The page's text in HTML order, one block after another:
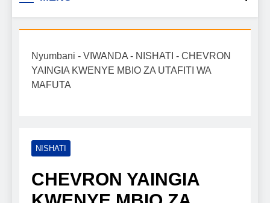
Tanzania
kilimo, mitindo, na burudani kwa Kiswahili,
mafanikio yako.
Nyumbani - VIWANDA - NISHATI - CHEVRON
YAINGIA KWENYE MBIO ZA UTAFITI WA
MAFUTA
NISHATI
CHEVRON YAINGIA